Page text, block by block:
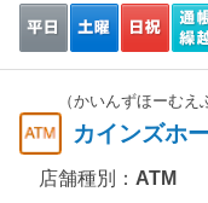
（かいんずほーむえ
カインズホ
店舗種別： ATM